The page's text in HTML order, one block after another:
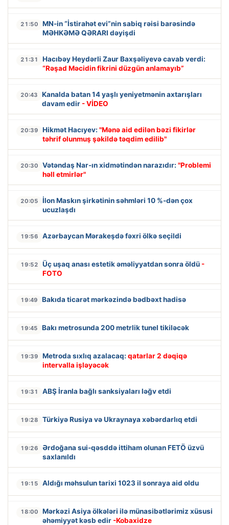
21:50
MN-in “İstirahət evi”nin sabiq rəisi barəsində
MƏHKƏMƏ QƏRARI dəyişdi
21:31
Hacıbəy Heydərli Zaur Baxşəliyevə cavab verdi:
“Rəşad Məcidin fikrini düzgün anlamayıb”
20:43
Kanalda batan 14 yaşlı yeniyetmənin axtarışları
davam edir - VİDEO
20:39 Hikmət Hacıyev: "Mənə aid edilən bəzi fikirlər
təhrif olunmuş şəkildə təqdim edilib"
20:30 Vətəndaş Nar-ın xidmətindən narazıdır: "Problemi
həll etmirlər"
20:05
İlon Maskın şirkətinin səhmləri 10 %-dən çox
ucuzlaşdı
19:56 Azərbaycan Mərakeşdə fəxri ölkə seçildi
19:52 Üç uşaq anası estetik əməliyyatdan sonra öldü -
FOTO
19:49 Bakıda ticarət mərkəzində bədbəxt hadisə
19:45 Bakı metrosunda 200 metrlik tunel tikiləcək
19:39 Metroda sıxlıq azalacaq: qatarlar 2 dəqiqə
intervalla işləyəcək
19:31 ABŞ İranla bağlı sanksiyaları ləğv etdi
19:28 Türkiyə Rusiya və Ukraynaya xəbərdarlıq etdi
19:26
Ərdoğana sui-qəsddə ittiham olunan FETÖ üzvü
saxlanıldı
19:15 Aldığı məhsulun tarixi 1023 il sonraya aid oldu
18:00
Mərkəzi Asiya ölkələri ilə münasibətlərimiz xüsusi
əhəmiyyət kəsb edir -Kobaxidze